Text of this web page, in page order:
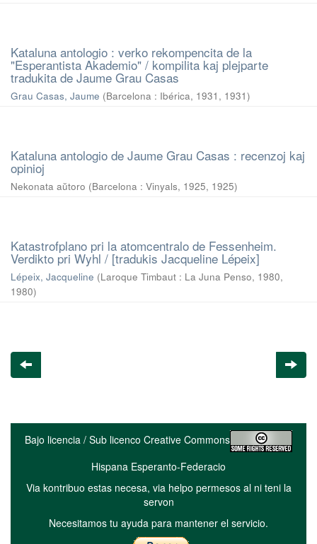
Kataluna antologio : verko rekompencita de la
"Esperantista Akademio" / kompilita kaj plejparte
tradukita de Jaume Grau Casas
Grau Casas, Jaume (Barcelona : Ibérica, 1931 , 1931)
Kataluna antologio de Jaume Grau Casas : recenzoj kaj
opinioj
Nekonata aŭtoro (Barcelona : Vinyals, 1925, 1925)
Katastrofplano pri la atomcentralo de Fessenheim.
Verdikto pri Wyhl / [tradukis Jacqueline Lépeix]
Lépeix, Jacqueline (Laroque Timbaut : La Juna Penso, 1980,
1980)
Bajo licencia / Sub licenco Creative Commons
Hispana Esperanto-Federacio
Via kontribuo estas necesa, via helpo permesos al ni teni la
servon
Necesitamos tu ayuda para mantener el servicio.